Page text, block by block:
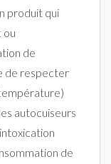
produit qui
ou
de
de respecter
autocuiseurs
de